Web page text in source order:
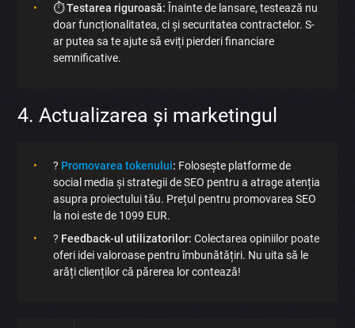
⏱️Testarea riguroasă: Înainte de lansare, testează nu
doar funcționalitatea, ci și securitatea contractelor. S-
ar putea sa te ajute să eviți pierderi financiare
semnificative.
4. Actualizarea și marketingul
? Promovarea tokenului: Folosește platforme de
social media și strategii de SEO pentru a atrage atenția
asupra proiectului tău. Prețul pentru promovarea SEO
la noi este de 1099 EUR.
? Feedback-ul utilizatorilor: Colectarea opiniilor poate
oferi idei valoroase pentru îmbunătățiri. Nu uita să le
arăți clienților că părerea lor contează!